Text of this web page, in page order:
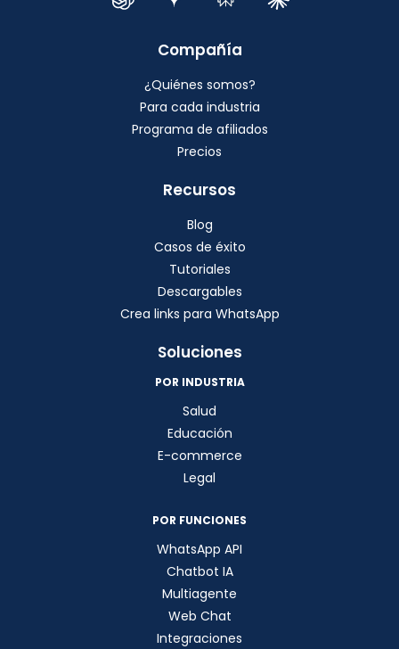
Compañía
¿Quiénes somos?
Para cada industria
Programa de afiliados
Precios
Recursos
Blog
Casos de éxito
Tutoriales
Descargables
Crea links para WhatsApp
Soluciones
POR INDUSTRIA
Salud
Educación
E-commerce
Legal
POR FUNCIONES
WhatsApp API
Chatbot IA
Multiagente
Web Chat
Integraciones